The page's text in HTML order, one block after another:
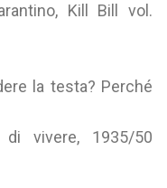
Kill Bill vol.
la testa? Perché
vivere, 1935/50